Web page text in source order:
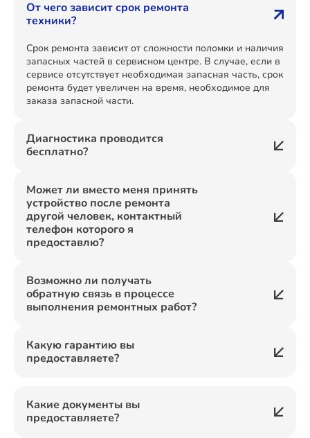
От чего зависит срок ремонта
техники?
Срок ремонта зависит от сложности поломки и наличия
запасных частей в сервисном центре. В случае, если в
сервисе отсутствует необходимая запасная часть, срок
ремонта будет увеличен на время, необходимое для
заказа запасной части.
Диагностика проводится
бесплатно?
Может ли вместо меня принять
устройство после ремонта
другой человек, контактный
телефон которого я
предоставлю?
Возможно ли получать
обратную связь в процессе
выполнения ремонтных работ?
Какую гарантию вы
предоставляете?
Какие документы вы
предоставляете?